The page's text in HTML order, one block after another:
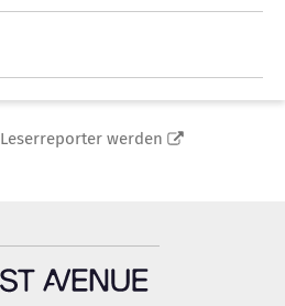
Leserreporter werden